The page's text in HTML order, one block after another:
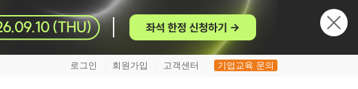
로그인 회원가입 고객센터 기업교육 문의